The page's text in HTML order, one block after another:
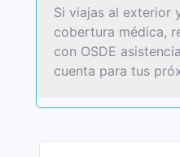
Si viajas al exterior
cobertura médica,
con OSDE
cuenta para tus